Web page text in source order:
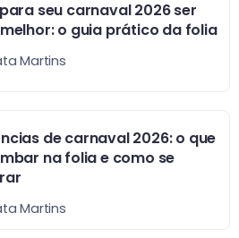
seu carnaval 2026 ser
o guia prático da folia
Martins
de carnaval 2026: o que
na folia e como se
Martins